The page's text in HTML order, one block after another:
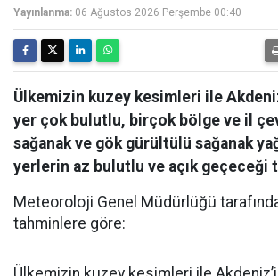
Yayınlanma: 06 Ağustos 2026 Perşembe 00:40
Ülkemizin kuzey kesimleri ile
yer çok bulutlu, birçok bölge ve il
sağanak ve gök gürültülü sağanak
yerlerin az bulutlu ve açık geçeceği
Meteoroloji Genel Müdürlüğü
tahminlere göre: